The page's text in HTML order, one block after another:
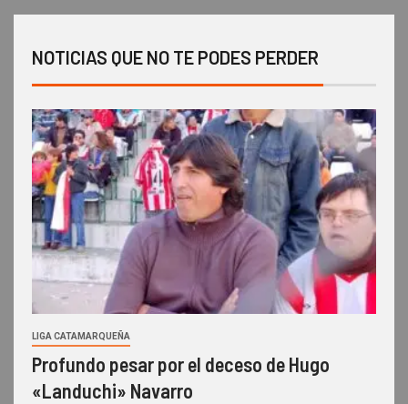
NOTICIAS QUE NO TE PODES PERDER
LIGA CATAMARQUEÑA
Profundo pesar por el deceso de Hugo
«Landuchi» Navarro